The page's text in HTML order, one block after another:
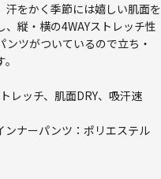
をかく季節には嬉しい肌面を
縦・横の4WAYストレッチ性
ツがついているので立ち・
レッチ、肌面DRY、吸汗速
ナーパンツ：ポリエステル